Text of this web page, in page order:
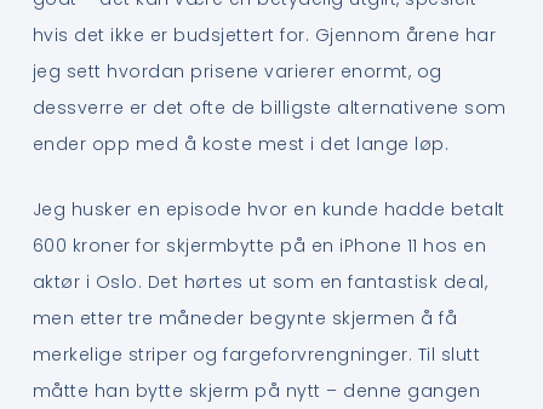
hvis det ikke er budsjettert for. Gjennom årene har
jeg sett hvordan prisene varierer enormt, og
dessverre er det ofte de billigste alternativene som
ender opp med å koste mest i det lange løp.
Jeg husker en episode hvor en kunde hadde betalt
600 kroner for skjermbytte på en iPhone 11 hos en
aktør i Oslo. Det hørtes ut som en fantastisk deal,
men etter tre måneder begynte skjermen å få
merkelige striper og fargeforvrengninger. Til slutt
måtte han bytte skjerm på nytt – denne gangen